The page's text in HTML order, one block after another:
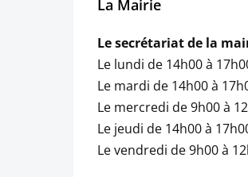
La Mairie
Le secrétariat de la
Le lundi de 14h00 à
Le mardi de 14h00 à
Le mercredi de 9h00 à
Le jeudi de 14h00 à
Le vendredi de 9h00 à